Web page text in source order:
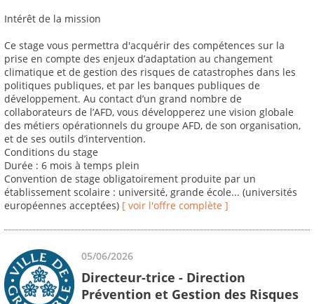
Intérêt de la mission
Ce stage vous permettra d'acquérir des compétences sur la
prise en compte des enjeux d’adaptation au changement
climatique et de gestion des risques de catastrophes dans les
politiques publiques, et par les banques publiques de
développement. Au contact d’un grand nombre de
collaborateurs de l’AFD, vous développerez une vision globale
des métiers opérationnels du groupe AFD, de son organisation,
et de ses outils d’intervention.
Conditions du stage
Durée : 6 mois à temps plein
Convention de stage obligatoirement produite par un
établissement scolaire : université, grande école... (universités
européennes acceptées) [ voir l'offre complète ]
05/06/2026
Directeur-trice - Direction
Prévention et Gestion des Risques